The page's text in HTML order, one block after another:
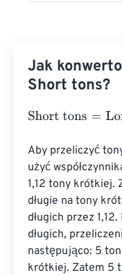
Jak
Short tons?
Short tons= Long
Aby przeliczyć
użyć
1,12 tony krótkiej.
długie na tony
długich przez
długich,
następująco: 5
krótkiej. Zatem 5